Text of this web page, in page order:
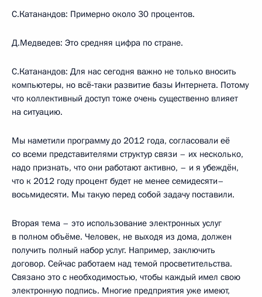
С.Катанандов: Примерно около 30 процентов.
Д.Медведев: Это средняя цифра по стране.
С.Катанандов: Для нас сегодня важно не только вносить
компьютеры, но всё‑таки развитие базы Интернета. Потому
что коллективный доступ тоже очень существенно влияет
на ситуацию.
Мы наметили программу до 2012 года, согласовали её
со всеми представителями структур связи – их несколько,
надо признать, что они работают активно, – и я убеждён,
что к 2012 году процент будет не менее семидесяти–
восьмидесяти. Мы такую перед собой задачу поставили.
Вторая тема – это использование электронных услуг
в полном объёме. Человек, не выходя из дома, должен
получить полный набор услуг. Например, заключить
договор. Сейчас работаем над темой просветительства.
Связано это с необходимостью, чтобы каждый имел свою
электронную подпись. Многие предприятия уже имеют,